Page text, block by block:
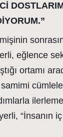
eğlence
ortamı
“İnsanın